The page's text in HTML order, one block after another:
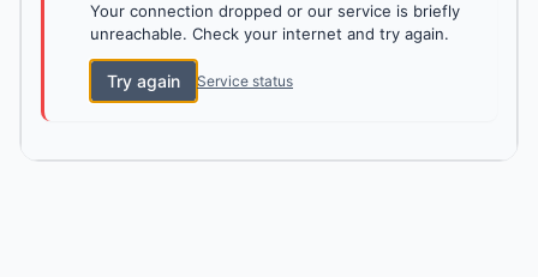
Your connection dropped or our service is briefly
unreachable. Check your internet and try again.
Try again Service status